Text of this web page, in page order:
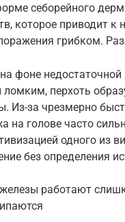
себорейного
которое приводит к
грибком.
фоне
перхоть
Из-за чрезмерно
на голове часто
одного из
без определения
работают